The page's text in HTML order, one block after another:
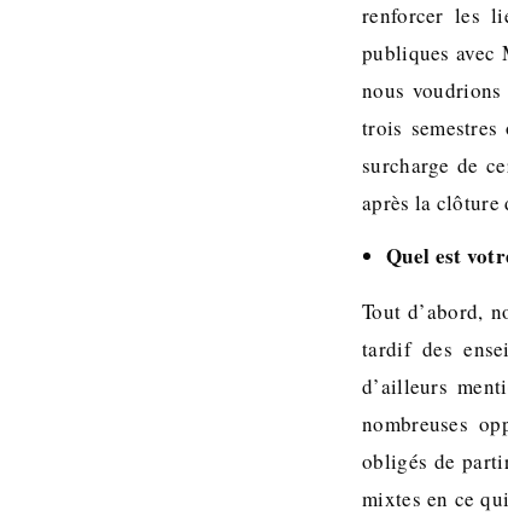
renforcer les
publiques avec
nous
trois
surcharge de
après la clôture
Quel est
Tout d’abord,
tardif des
d’ailleurs
nombreuses
obligés de
mixtes en ce